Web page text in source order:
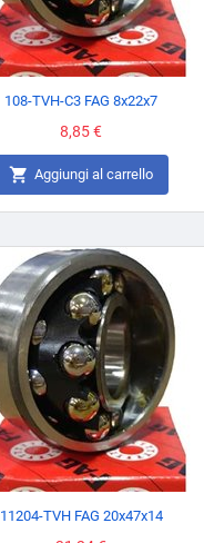
108-TVH-C3 FAG 8x22x7
Prezzo
8,85 €
 Aggiungi al carrello
11204-TVH FAG 20x47x14